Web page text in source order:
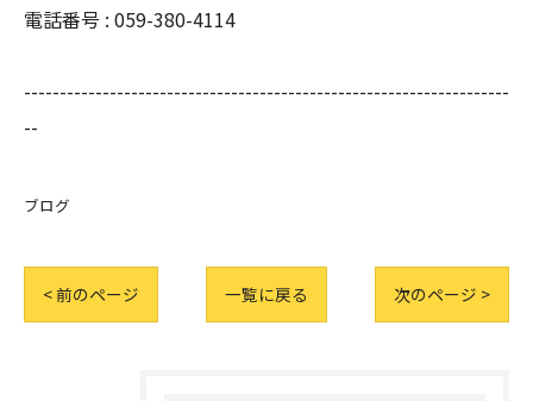
電話番号 : 059-380-4114
--------------------------------------------------------------------
--
ブログ
< 前のページ 一覧に戻る 次のページ >